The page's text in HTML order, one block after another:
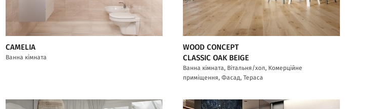
CAMELIA
Ванна кімната
WOOD CONCEPT
CLASSIC OAK BEIGE
Ванна кімната, Вітальня/хол, Комерційне
приміщення, Фасад, Тераса